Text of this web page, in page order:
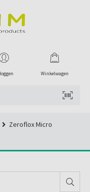
Winkelwagen
Zeroflox Micro